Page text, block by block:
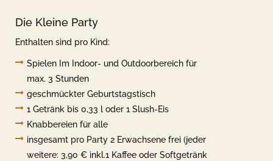
Die Kleine Party
Enthalten sind pro Kind:
Spielen Im Indoor- und Outdoorbereich für
max. 3 Stunden
geschmückter Geburtstagstisch
1 Getränk bis 0,33 l oder 1 Slush-Eis
Knabbereien für alle
insgesamt pro Party 2 Erwachsene frei (jeder
weitere: 3,90 € inkl.1 Kaffee oder Softgetränk